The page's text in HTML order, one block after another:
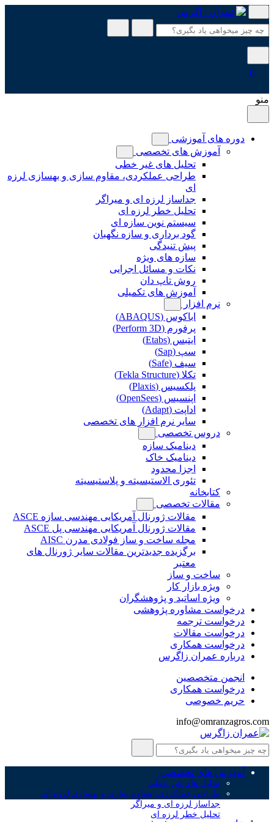
به
محتوا
0
منو
دوره های آموزشی
آموزش های تخصصی
تحلیل های غیر خطی
طراحی عملکردی، مقاوم سازی و بهسازی لرزه
ای
جداساز لرزه ای و میراگر
تحلیل خطر لرزه ای
سیستم نوین سازه ای
گود برداری و سازه نگهبان
پیش تنیدگی
سازه های ویژه
نکات و مسائل اجرایی
روش تاپ دان
آموزش های تکمیلی
نرم افزار
اباکوس (ABAQUS)
پرفورم (Perform 3D)
ایتبس (Etabs)
سپ (Sap)
سیف (Safe)
تکلا (Tekla Structure)
پلکسیس (Plaxis)
اپنسیس (OpenSees)
اداپت (Adapt)
سایر نرم افزار های تخصصی
دروس تخصصی
دینامیک سازه
دینامیک خاک
اجزا محدود
تئوری الاستیسیته و پلاستیسیته
کتابخانه
مقالات تخصصی
مقالات ژورنال آمریکایی مهندسی سازه ASCE
مقالات ژورنال آمریکایی مهندسی پل ASCE
مجله ساخت و ساز فولادی مدرن AISC
برگزیده جدیدترین مقالات سایر ژورنال های
معتبر
ساخت و ساز
ویژه بازار کار
ویژه اساتید و پژوهشگران
درخواست مشاوره پژوهشی
درخواست ترجمه
درخواست مقالات
درخواست همکاری
درباره عمران زاگرس
انجمن متخصصین
درخواست همکاری
حریم خصوصی
info@omranzagros.com
آموزش های تخصصی
تحلیل های غیر خطی
طراحی عملکردی، مقاوم سازی و بهسازی لرزه ای
جداساز لرزه ای و میراگر
تحلیل خطر لرزه ای